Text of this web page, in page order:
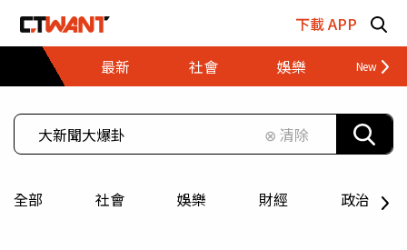
下載 APP
最新
社會 娛樂 財經
⊗ 清除
全部 社會 娛樂 財經 政治